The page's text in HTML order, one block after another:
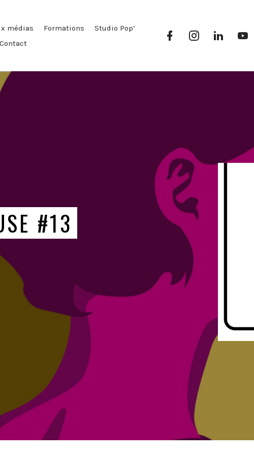
médias Formations
Studio Pop’
Contact
Facebook
Pop’
Instagram
Pop’
LinkedIn
Pop’
#13